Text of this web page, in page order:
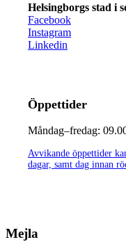
Helsingborgs stad i
Facebook
Instagram
Linkedin
Öppettider
Måndag–fredag:
Avvikande öppettider
dagar, samt dag innan
Mejla